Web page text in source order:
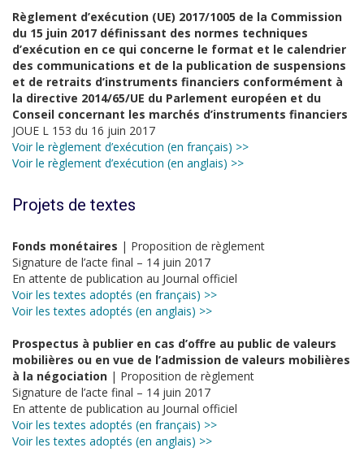
Règlement d’exécution (UE) 2017/1005 de la Commission
du 15 juin 2017 définissant des normes techniques
d’exécution en ce qui concerne le format et le calendrier
des communications et de la publication de suspensions
et de retraits d’instruments financiers conformément à
la directive 2014/65/UE du Parlement européen et du
Conseil concernant les marchés d’instruments financiers
JOUE L 153 du 16 juin 2017
Voir le règlement d’exécution (en français) >>
Voir le règlement d’exécution (en anglais) >>
Projets de textes
Fonds monétaires | Proposition de règlement
Signature de l’acte final – 14 juin 2017
En attente de publication au Journal officiel
Voir les textes adoptés (en français) >>
Voir les textes adoptés (en anglais) >>
Prospectus à publier en cas d’offre au public de valeurs
mobilières ou en vue de l’admission de valeurs mobilières
à la négociation | Proposition de règlement
Signature de l’acte final – 14 juin 2017
En attente de publication au Journal officiel
Voir les textes adoptés (en français) >>
Voir les textes adoptés (en anglais) >>